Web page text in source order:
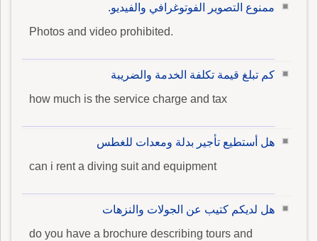
ممنوع التصوير الفوتوغرافي والفيديو.
Photos and video prohibited.
كم تبلغ قيمة تكلفة الخدمة والضريبة
how much is the service charge and tax
هل أستطيع تأجير بدلة ومعدات للغطس
can i rent a diving suit and equipment
هل لديكم كتيب عن الجولات والنزهات
do you have a brochure describing tours and